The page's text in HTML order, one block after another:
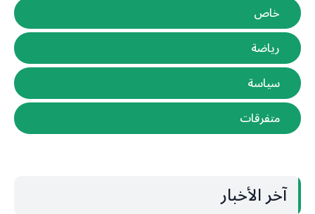
خاص
رياضة
سياسة
متفرقات
آخر الأخبار